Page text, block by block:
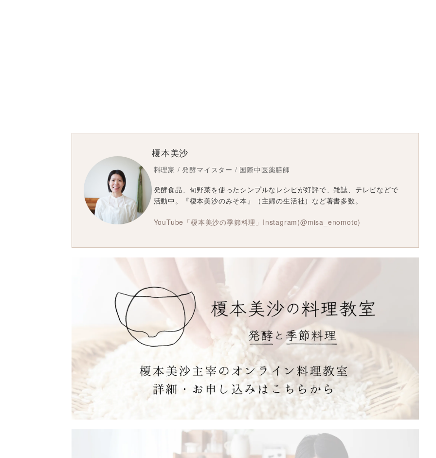
榎本美沙
料理家 / 発酵マイスター / 国際中医薬膳師
発酵食品、旬野菜を使ったシンプルなレシピが好評で、雑誌、テレビなどで
活動中。『榎本美沙のみそ本』（主婦の生活社）など著書多数。
YouTube「榎本美沙の季節料理」 Instagram(@misa_enomoto)